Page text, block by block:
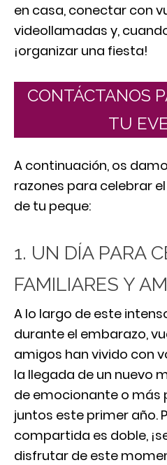
en casa, conectar con
videollamadas y,
¡organizar una fiesta!
CONTÁCTANOS
TU
A continuación, os
razones para celebrar
de tu peque:
1. UN DÍA PARA
FAMILIARES Y
A lo largo de este
durante el embarazo,
amigos han vivido con
la llegada de un nuevo
de emocionante o más
juntos este primer año.
compartida es doble,
disfrutar de este